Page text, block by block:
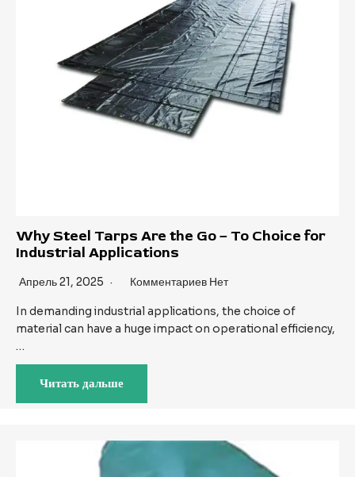
Why Steel Tarps Are the Go – To Choice for
Industrial Applications
Апрель 21, 2025 Комментариев Нет
In demanding industrial applications, the choice of
material can have a huge impact on operational efficiency,
…
Читать дальше